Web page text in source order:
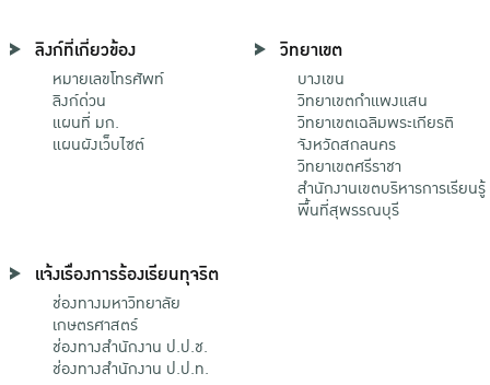
ลิงก์ที่เกี่ยวข้อง
หมายเลขโทรศัพท์
ลิงก์ด่วน
แผนที่ มก.
แผนผังเว็บไซต์
วิทยาเขต
บางเขน
วิทยาเขตกําแพงแสน
วิทยาเขตเฉลิมพระเกียรติ
จังหวัดสกลนคร
วิทยาเขตศรีราชา
สำนักงานเขตบริหารการเรียนรู้
พื้นที่สุพรรณบุรี
แจ้งเรื่องการร้องเรียนทุจริต
ช่องทางมหาวิทยาลัย
เกษตรศาสตร์
ช่องทางสำนักงาน ป.ป.ช.
ช่องทางสำนักงาน ป.ป.ท.